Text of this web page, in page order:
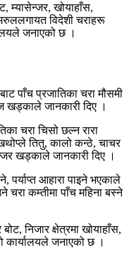
म्यासेन्जर, खोयाहाँस,
विदेशी चराहरू
जनाएको छ ।
पाँच प्रजातिका चरा मौसमी
खड्काले जानकारी दिए ।
चरा चिसो छल्न रारा
तितु, कालो कन्ठे, चाचर
खड्काले जानकारी दिए ।
पर्याप्त आहारा पाइने भएकाले
कम्तीमा पाँच महिना बस्ने
निजार क्षेत्रमा खोयाहाँस,
जनाएको छ ।